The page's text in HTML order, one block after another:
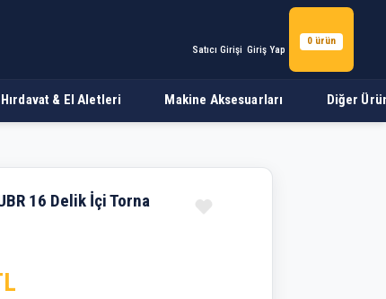
Satıcı Girişi Giriş Yap
0 ürün
Hırdavat & El Aletleri Makine Aksesuarları Diğer
16 Delik İçi Torna